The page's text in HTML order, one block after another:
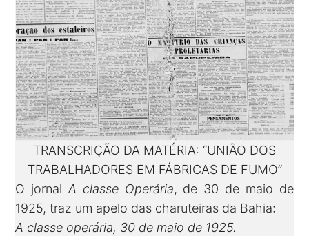
TRANSCRIÇÃO DA MATÉRIA: “UNIÃO DOS
TRABALHADORES EM FÁBRICAS DE FUMO”
O jornalA classe Operária, de 30 de maio de
1925, traz um apelo das charuteiras da Bahia:
A classe operária, 30 de maio de 1925.